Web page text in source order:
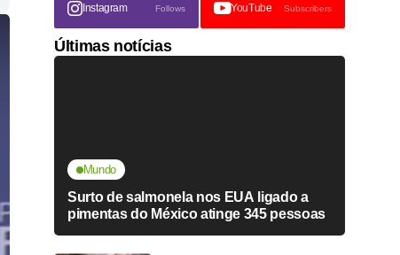
Instagram Follows YouTube Subscribers
Últimas notícias
Mundo
Surto de salmonela nos EUA ligado a
pimentas do México atinge 345 pessoas